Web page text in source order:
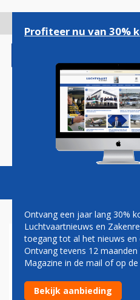
gaan
Magazine
ACHT DODEN
WIE
Profiteer nu van 30%
Ontvang een jaar lang 30%
Luchtvaartnieuws en
toegang tot al het nieuws en
Ontvang tevens 12
Magazine in de mail of op
Bekijk aanbieding